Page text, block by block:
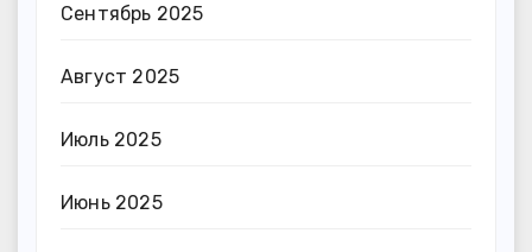
Сентябрь 2025
Август 2025
Июль 2025
Июнь 2025